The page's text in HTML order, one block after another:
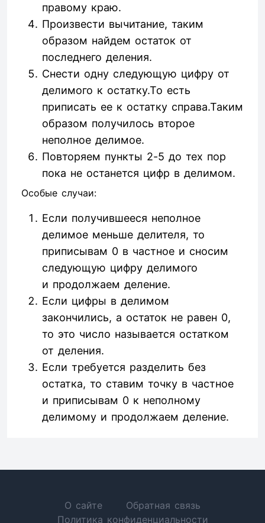
правому краю.
Произвести вычитание, таким
образом найдем остаток от
последнего деления.
Снести одну следующую цифру от
делимого к остатку.То есть
приписать ее к остатку справа.Таким
образом получилось второе
неполное делимое.
Повторяем пункты 2-5 до тех пор
пока не останется цифр в делимом.
Особые случаи:
Если получившееся неполное
делимое меньше делителя, то
приписывам 0 в частное и сносим
следующую цифру делимого
и продолжаем деление.
Если цифры в делимом
закончились, а остаток не равен 0,
то это число называется остатком
от деления.
Если требуется разделить без
остатка, то ставим точку в частное
и приписывам 0 к неполному
делимому и продолжаем деление.
О сайте
Обратная связь
Политика конфиденциальности